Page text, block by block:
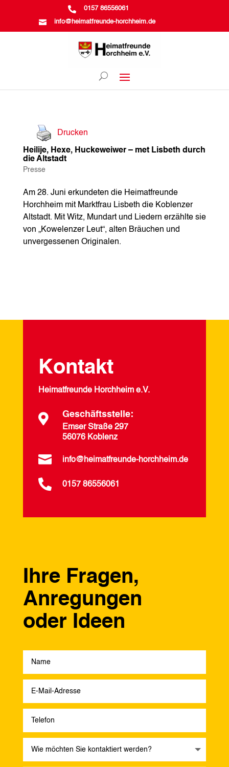
 0157 86556061
 info@heimatfreunde-horchheim.de
Drucken
Heilije, Hexe, Huckeweiwer – met Lisbeth durch
die Altstadt
Presse
Am 28. Juni erkundeten die Heimatfreunde
Horchheim mit Marktfrau Lisbeth die Koblenzer
Altstadt. Mit Witz, Mundart und Liedern erzählte sie
von „Kowelenzer Leut“, alten Bräuchen und
unvergessenen Originalen.
Kontakt
Heimatfreunde Horchheim e.V.
 Geschäftsstelle:
Emser Straße 297
56076 Koblenz
 info@heimatfreunde-horchheim.de
 0157 86556061
Ihre Fragen,
Anregungen
oder Ideen